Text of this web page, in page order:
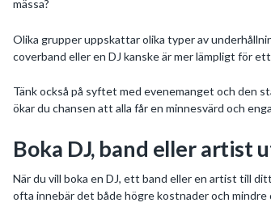
mässa?
Olika grupper uppskattar olika typer av
coverband eller en DJ kanske är mer lämpligt för
Tänk också på syftet med evenemanget och den
ökar du chansen att alla får en minnesvärd och
Boka DJ, band eller artist
När du vill boka en DJ, ett band eller en artist till
ofta innebär det både högre kostnader och